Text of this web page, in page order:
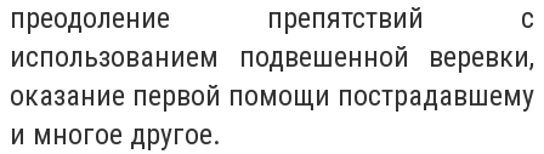
преодоление препятствий с
использованием подвешенной веревки,
оказание первой помощи пострадавшему
и многое другое.